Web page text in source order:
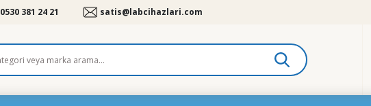
0530 381 24 21 satis@labcihazlari.com